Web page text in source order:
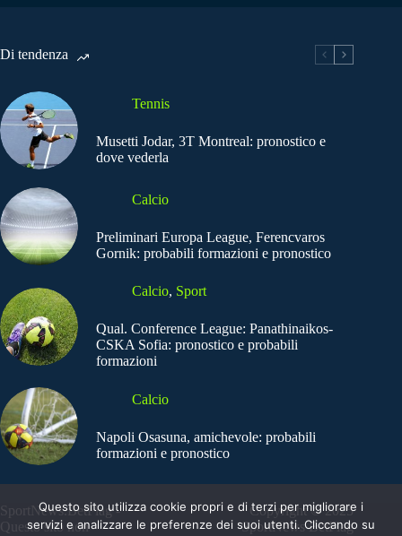
Di tendenza
Tennis
Musetti Jodar, 3T Montreal: pronostico e
dove vederla
Calcio
Preliminari Europa League, Ferencvaros
Gornik: probabili formazioni e pronostico
Calcio, Sport
Qual. Conference League: Panathinaikos-
CSKA Sofia: pronostico e probabili
formazioni
Calcio
Napoli Osasuna, amichevole: probabili
formazioni e pronostico
SportNews.BetFlag -
Questo sito non
Copyright © 2025
SportNews BetFlag
Questo sito utilizza cookie propri e di terzi per migliorare i
servizi e analizzare le preferenze dei suoi utenti. Cliccando su